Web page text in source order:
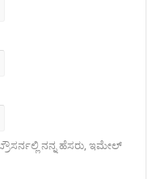
ನನ್ನ ಹೆಸರು, ಇಮೇಲ್